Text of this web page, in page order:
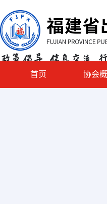
首页 协会